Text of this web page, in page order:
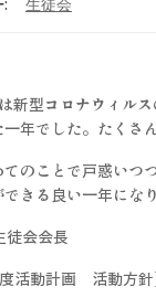
新型コロナウィル
年でした。たくさ
てのことで戸惑いつ
きる良い一年にな
会会長
活動計画 活動方針